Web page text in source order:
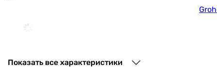
10 746
Показать все характеристики